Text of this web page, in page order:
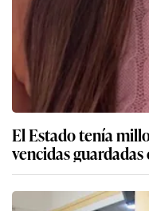
El Estado tenía
vencidas